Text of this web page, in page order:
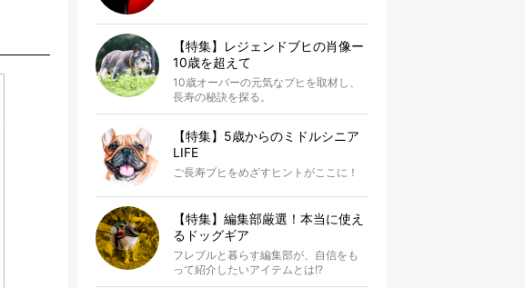
【特集】レジェンドブヒの肖像ー
10歳を超えて
10歳オーバーの元気なブヒを取材し、
長寿の秘訣を探る。
【特集】5歳からのミドルシニア
LIFE
ご長寿ブヒをめざすヒントがここに！
【特集】編集部厳選！本当に使え
るドッグギア
フレブルと暮らす編集部が、自信をも
って紹介したいアイテムとは!?